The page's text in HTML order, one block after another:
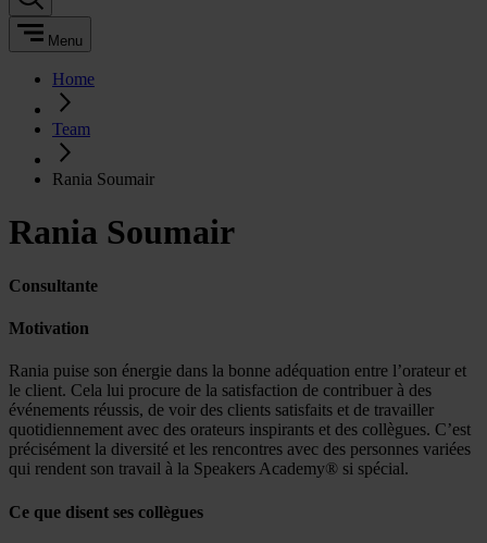
Menu
Home
Team
Rania Soumair
Rania Soumair
Consultante
Motivation
Rania puise son énergie dans la bonne adéquation entre l’orateur et
le client. Cela lui procure de la satisfaction de contribuer à des
événements réussis, de voir des clients satisfaits et de travailler
quotidiennement avec des orateurs inspirants et des collègues. C’est
précisément la diversité et les rencontres avec des personnes variées
qui rendent son travail à la Speakers Academy® si spécial.
Ce que disent ses collègues